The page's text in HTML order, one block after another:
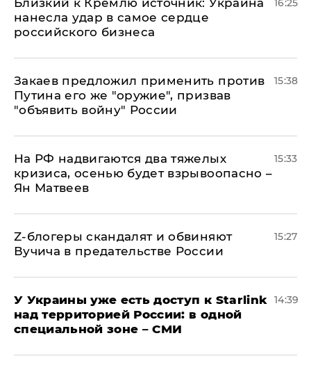
Близкий к Кремлю источник: Украина
нанесла удар в самое сердце
российского бизнеса
16:25
Закаев предложил применить против
Путина его же "оружие", призвав
"объявить войну" России
15:38
На РФ надвигаются два тяжелых
кризиса, осенью будет взрывоопасно –
Ян Матвеев
15:33
Z-блогеры скандалят и обвиняют
Вучича в предательстве России
15:27
У Украины уже есть доступ к Starlink
над территорией России: в одной
специальной зоне – СМИ
14:39